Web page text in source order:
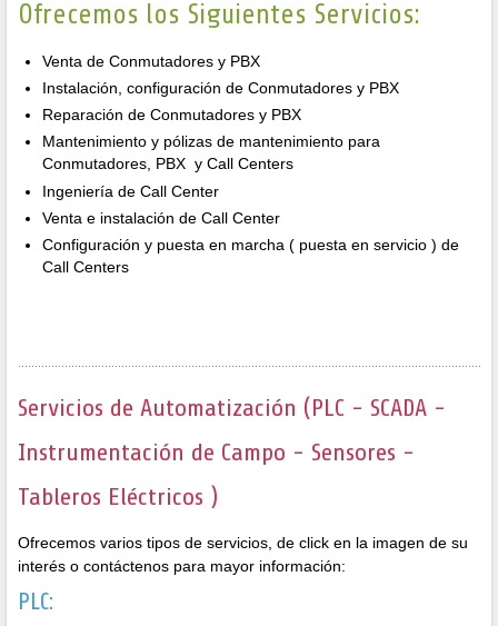
Ofrecemos los Siguientes Servicios:
Venta de Conmutadores y PBX
Instalación, configuración de Conmutadores y PBX
Reparación de Conmutadores y PBX
Mantenimiento y pólizas de mantenimiento para
Conmutadores, PBX y Call Centers
Ingeniería de Call Center
Venta e instalación de Call Center
Configuración y puesta en marcha ( puesta en servicio ) de
Call Centers
Servicios de Automatización (PLC - SCADA -
Instrumentación de Campo - Sensores -
Tableros Eléctricos )
Ofrecemos varios tipos de servicios, de click en la imagen de su
interés o contáctenos para mayor información:
PLC: